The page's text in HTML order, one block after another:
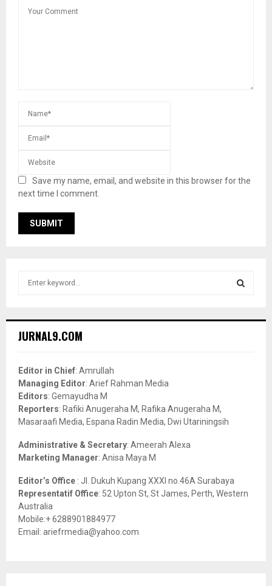
Save my name, email, and website in this browser for the
next time I comment.
h
o
r
:
JURNAL9.COM
Editor in Chief: Amrullah
Managing Editor: Arief Rahman Media
Editors: Gemayudha M
Reporters: Rafiki Anugeraha M, Rafika Anugeraha M,
Masaraafi Media, Espana Radin Media, Dwi Utariningsih
Administrative & Secretary: Ameerah Alexa
Marketing Manager: Anisa Maya M
Editor’s Office : Jl. Dukuh Kupang XXXI no.46A Surabaya
Representatif Office: 52 Upton St, St James, Perth, Western
Australia
Mobile:+ 6288901884977
Email: ariefrmedia@yahoo.com